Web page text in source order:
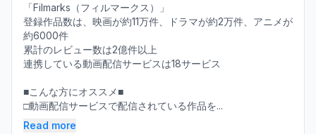
「Filmarks（フィルマークス）」
登録作品数は、映画が約11万件、ドラマが約2万件、アニメが
約6000件
累計のレビュー数は2億件以上
連携している動画配信サービスは18サービス
■こんな方にオススメ■
□動画配信サービスで配信されている作品を...
Read more